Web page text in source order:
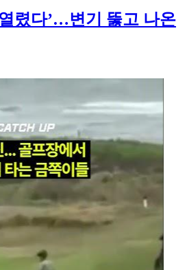
렸다’…변기 뚫고 나온